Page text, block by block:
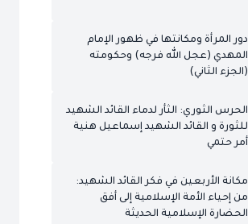
دور المرأة ومكانتها في ظهور الإمام
المهدي (عجل الله فرجه) وحكومته
(الجزء الثاني)
الحرس الثوري: الثأر لدماء القائد الشهيد
للثورة و القائد الشهيد إسماعيل هنية
أمر حتمي
مكانة الأربعين في فكر القائد الشهيد:
من إحياء الأمة الإسلامية إلى أفق
الحضارة الإسلامية الحديثة